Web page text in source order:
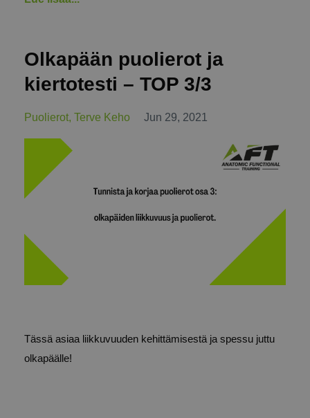
Olkapään puolierot ja
kiertotesti – TOP 3/3
Puolierot Terve Keho Jun 29, 2021
Tässä asiaa liikkuvuuden kehittämisestä ja spessu juttu
olkapäälle!